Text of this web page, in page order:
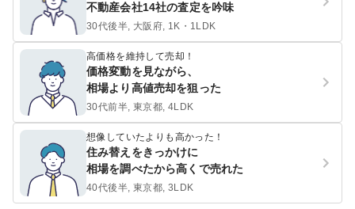
不動産会社14社の査定を吟味
30代後半, 大阪府, 1K・1LDK
高価格を維持して売却！
価格変動を見ながら、
相場より高値売却を狙った
30代前半, 東京都, 4LDK
想像していたよりも高かった！
住み替えをきっかけに
相場を調べたから高くで売れた
40代後半, 東京都, 3LDK